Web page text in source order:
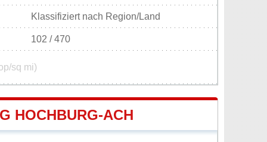
Klassifiziert nach Region/Land
102 / 470
sq mi)
HOCHBURG-ACH